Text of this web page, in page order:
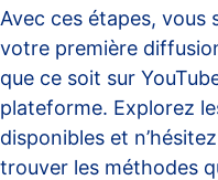
Avec ces étapes, vous
votre première
que ce soit sur
plateforme. Explorez
disponibles et
trouver les méthodes